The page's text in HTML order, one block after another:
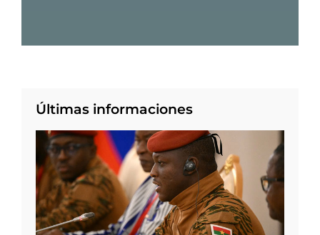
Últimas informaciones